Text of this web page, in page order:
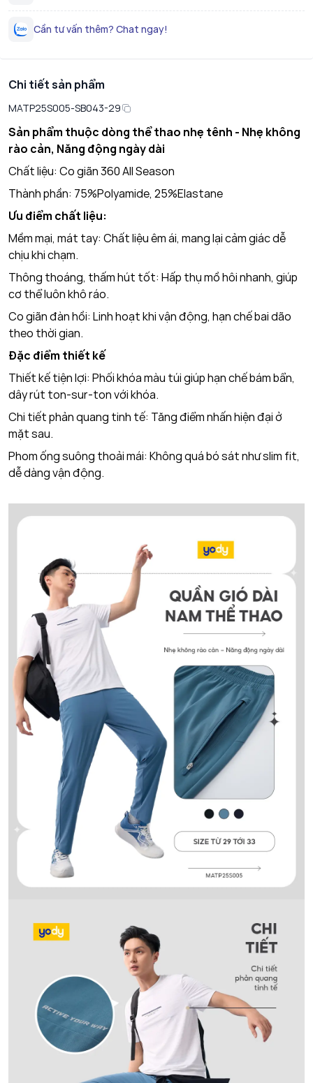
Cần tư vấn thêm? Chat ngay!
Chi tiết sản phẩm
MATP25S005-SB043-29
Sản phẩm thuộc dòng thể thao nhẹ tênh - Nhẹ không
rào cản, Năng động ngày dài
Chất liệu: Co giãn 360 All Season
Thành phần: 75%Polyamide, 25%Elastane
Ưu điểm chất liệu:
Mềm mại, mát tay: Chất liệu êm ái, mang lại cảm giác dễ
chịu khi chạm.
Thông thoáng, thấm hút tốt: Hấp thụ mồ hôi nhanh, giúp
cơ thể luôn khô ráo.
Co giãn đàn hồi: Linh hoạt khi vận động, hạn chế bai dão
theo thời gian.
Đặc điểm thiết kế
Thiết kế tiện lợi: Phối khóa màu túi giúp hạn chế bám bẩn,
dây rút ton-sur-ton với khóa.
Chi tiết phản quang tinh tế: Tăng điểm nhấn hiện đại ở
mặt sau.
Phom ống suông thoải mái: Không quá bó sát như slim fit,
dễ dàng vận động.